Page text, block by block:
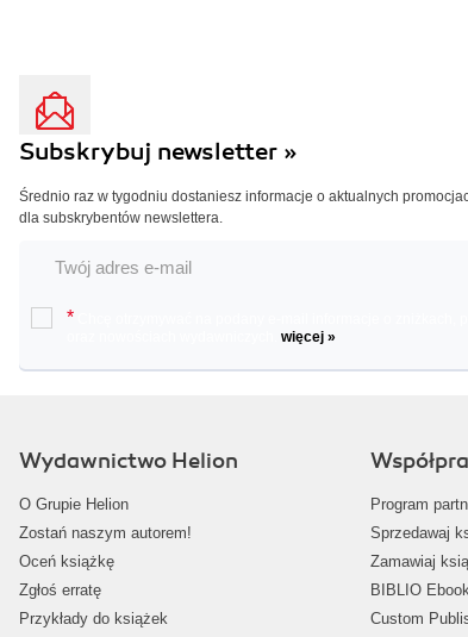
Subskrybuj newsletter »
Średnio raz w tygodniu dostaniesz informacje o aktualnych
dla subskrybentów newslettera.
*
więcej »
Wydawnictwo Helion
O Grupie Helion
Zostań naszym autorem!
Oceń książkę
Zgłoś erratę
Przykłady do książek
Program
Sprzedawaj
Zamawiaj
BIBLIO
Custom